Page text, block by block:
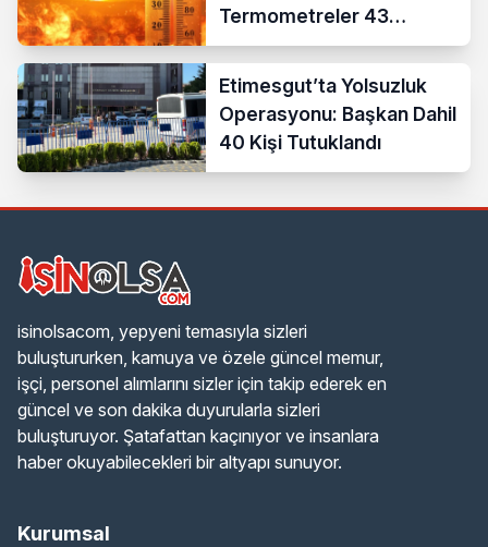
Termometreler 43
Dereceyi Gösterecek
Etimesgut’ta Yolsuzluk
Operasyonu: Başkan Dahil
40 Kişi Tutuklandı
isinolsacom, yepyeni temasıyla sizleri
buluştururken, kamuya ve özele güncel memur,
işçi, personel alımlarını sizler için takip ederek en
güncel ve son dakika duyurularla sizleri
buluşturuyor. Şatafattan kaçınıyor ve insanlara
haber okuyabilecekleri bir altyapı sunuyor.
Kurumsal